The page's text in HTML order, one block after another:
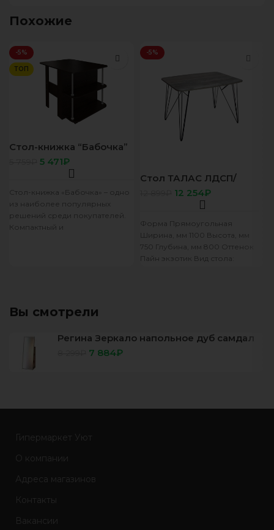
Похожие
-5%
ТОП
Стол-книжка “Бабочка”
5 471₽
Стол-книжка «Бабочка» – одно
из наиболее популярных
решений среди покупателей.
Компактный и
-5%
Стол ТАЛАС ЛДСП/
1100*800 Бетон Пайн
Белый Z900 черный
12 254₽
Форма Прямоугольная
Ширина, мм 1100 Высота, мм
750 Глубина, мм 800 Оттенок
Пайн экзотик Вид стола:
Вы смотрели
Регина Зеркало напольное дуб самдал
7 884₽
Гипермаркет Уют
О компании
Адреса магазинов
Контакты
Вакансии